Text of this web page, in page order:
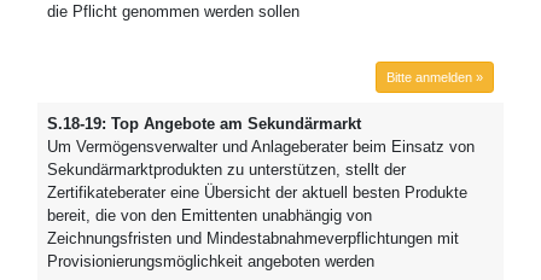
die Pflicht genommen werden sollen
Bitte anmelden »
S.18-19: Top Angebote am Sekundärmarkt
Um Vermögensverwalter und Anlageberater beim Einsatz von
Sekundärmarktprodukten zu unterstützen, stellt der
Zertifikateberater eine Übersicht der aktuell besten Produkte
bereit, die von den Emittenten unabhängig von
Zeichnungsfristen und Mindestabnahmeverpflichtungen mit
Provisionierungsmöglichkeit angeboten werden